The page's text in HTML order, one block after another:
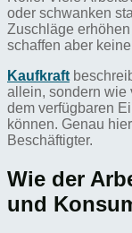
oder schwanken
Zuschläge
schaffen aber
Kaufkraft
allein, sondern wie
dem verfügbaren
können. Genau
Beschäftigter.
Wie der
und